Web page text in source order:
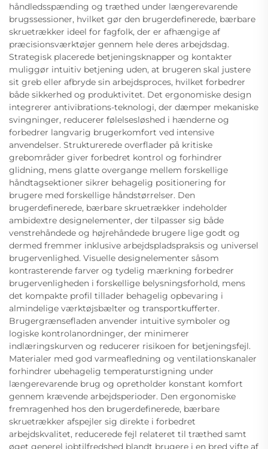
håndledsspænding og træthed under længerevarende
brugssessioner, hvilket gør den brugerdefinerede, bærbare
skruetrækker ideel for fagfolk, der er afhængige af
præcisionsværktøjer gennem hele deres arbejdsdag.
Strategisk placerede betjeningsknapper og kontakter
muliggør intuitiv betjening uden, at brugeren skal justere
sit greb eller afbryde sin arbejdsproces, hvilket forbedrer
både sikkerhed og produktivitet. Det ergonomiske design
integrerer antivibrations-teknologi, der dæmper mekaniske
svingninger, reducerer følelsesløshed i hænderne og
forbedrer langvarig brugerkomfort ved intensive
anvendelser. Strukturerede overflader på kritiske
grebområder giver forbedret kontrol og forhindrer
glidning, mens glatte overgange mellem forskellige
håndtagsektioner sikrer behagelig positionering for
brugere med forskellige håndstørrelser. Den
brugerdefinerede, bærbare skruetrækker indeholder
ambidextre designelementer, der tilpasser sig både
venstrehåndede og højrehåndede brugere lige godt og
dermed fremmer inklusive arbejdspladspraksis og universel
brugervenlighed. Visuelle designelementer såsom
kontrasterende farver og tydelig mærkning forbedrer
brugervenligheden i forskellige belysningsforhold, mens
det kompakte profil tillader behagelig opbevaring i
almindelige værktøjsbælter og transportkufferter.
Brugergrænsefladen anvender intuitive symboler og
logiske kontrolanordninger, der minimerer
indlæringskurven og reducerer risikoen for betjeningsfejl.
Materialer med god varmeafledning og ventilationskanaler
forhindrer ubehagelig temperaturstigning under
længerevarende brug og opretholder konstant komfort
gennem krævende arbejdsperioder. Den ergonomiske
fremragenhed hos den brugerdefinerede, bærbare
skruetrækker afspejler sig direkte i forbedret
arbejdskvalitet, reducerede fejl relateret til træthed samt